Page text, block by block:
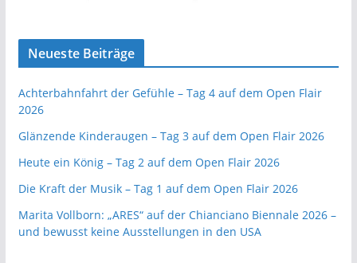
Neueste Beiträge
Achterbahnfahrt der Gefühle – Tag 4 auf dem Open Flair
2026
Glänzende Kinderaugen – Tag 3 auf dem Open Flair 2026
Heute ein König – Tag 2 auf dem Open Flair 2026
Die Kraft der Musik – Tag 1 auf dem Open Flair 2026
Marita Vollborn: „ARES“ auf der Chianciano Biennale 2026 –
und bewusst keine Ausstellungen in den USA